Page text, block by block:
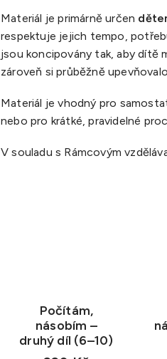
Materiál je primárně určen
respektuje jejich tempo,
jsou koncipovány tak, aby dítě
zároveň si průběžně
Materiál je vhodný pro
nebo pro krátké, pravidelné
V souladu s Rámcovým
Počítám,
násobím –
druhý díl (6–10)